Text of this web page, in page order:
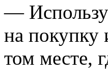
—
на покупку
том месте,